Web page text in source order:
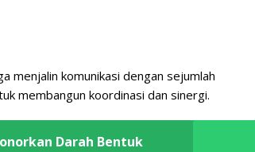
menjalin komunikasi dengan sejumlah
membangun koordinasi dan sinergi.
Darah Bentuk